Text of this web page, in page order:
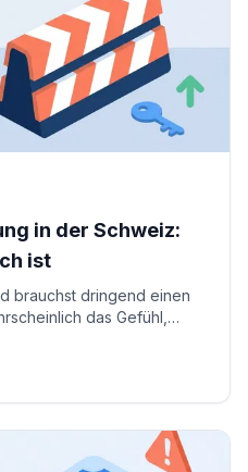
in der Schweiz:
ist
brauchst dringend einen
das Gefühl,